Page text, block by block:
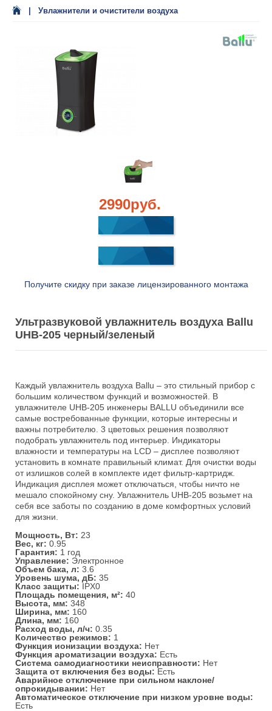
Увлажнители и очистители воздуха
2990руб.
Получите скидку при заказе лицензированного монтажа
Ультразвуковой увлажнитель воздуха Ballu
UHB-205 черный/зеленый
Каждый увлажнитель воздуха Ballu – это стильный прибор с
большим количеством функций и возможностей. В
увлажнителе UHB-205 инженеры BALLU объединили все
самые востребованные функции, которые интересны и
важны потребителю. 3 цветовых решения позволяют
подобрать увлажнитель под интерьер. Индикаторы
влажности и температуры на LCD – дисплее позволяют
установить в комнате правильный климат. Для очистки воды
от излишков солей в комплекте идет фильтр-картридж.
Индикация дисплея может отключаться, чтобы ничто не
мешало спокойному сну. Увлажнитель UHB-205 возьмет на
себя все заботы по созданию в доме комфортных условий
для жизни.
Мощность, Вт: 23
Вес, кг: 0.95
Гарантия: 1 год
Управление: Электронное
Объем бака, л: 3.6
Уровень шума, дБ: 35
Класс защиты: IPX0
Площадь помещения, м²: 40
Высота, мм: 348
Ширина, мм: 160
Длина, мм: 160
Расход воды, л/ч: 0.35
Количество режимов: 1
Функция ионизации воздуха: Нет
Функция ароматизации воздуха: Есть
Система самодиагностики неисправности: Нет
Защита от включения без воды: Есть
Аварийное отключение при сильном наклоне/
опрокидывании: Нет
Автоматическое отключение при низком уровне воды:
Есть